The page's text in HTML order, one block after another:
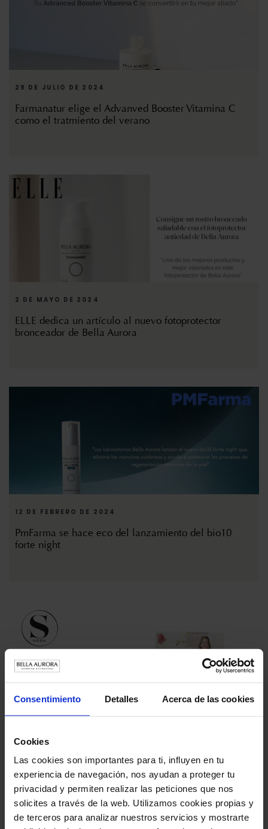
Consentimiento Detalles Acerca de las cookies
Cookies
Las cookies son importantes para ti, influyen en tu
experiencia de navegación, nos ayudan a proteger tu
privacidad y permiten realizar las peticiones que nos
solicites a través de la web. Utilizamos cookies propias y
de terceros para analizar nuestros servicios y mostrarte
29 DE JULIO DE 2024
Farmanatur elige el Advanved Booster Vitamina C
como el tratmiento del verano
2 DE MAYO DE 2024
ELLE dedica un artículo al nuevo fotoprotector
bronceador de Bella Aurora
12 DE FEBRERO DE 2024
PmFarma se hace eco del lanzamiento del bio10
forte night
SModa, de El País, elige los packs navideños de Bella
Aurora como el regalo perfecto